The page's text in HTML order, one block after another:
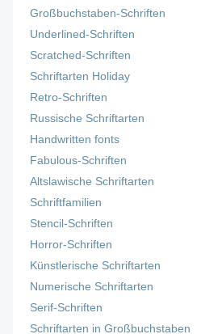
Großbuchstaben-Schriften
Underlined-Schriften
Scratched-Schriften
Schriftarten Holiday
Retro-Schriften
Russische Schriftarten
Handwritten fonts
Fabulous-Schriften
Altslawische Schriftarten
Schriftfamilien
Stencil-Schriften
Horror-Schriften
Künstlerische Schriftarten
Numerische Schriftarten
Serif-Schriften
Schriftarten in Großbuchstaben